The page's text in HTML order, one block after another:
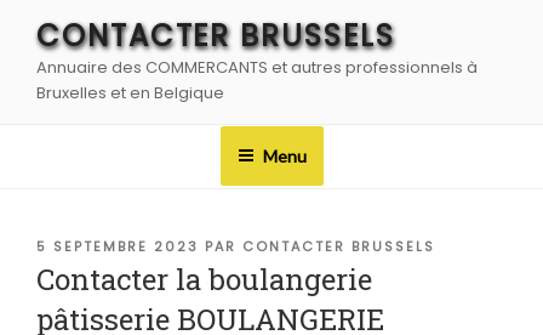
contenu
principal
CONTACTER BRUSSELS
Annuaire des COMMERCANTS et autres professionnels à
Bruxelles et en Belgique
Menu
PUBLIÉ
LE
5 SEPTEMBRE 2023 PAR CONTACTER BRUSSELS
Contacter la boulangerie
pâtisserie BOULANGERIE